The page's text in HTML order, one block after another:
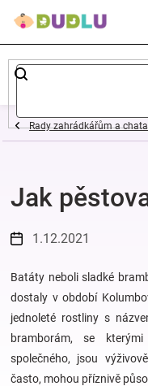
Dětské
a
oblečení
Pokojíček
a
kojenecká
výbava
Rady zahrádkářům a
Jak
1.12.2021
Batáty neboli sladké
dostaly v období
jednoleté rostliny s
bramborám, se
společného, jsou
často, mohou příznivě